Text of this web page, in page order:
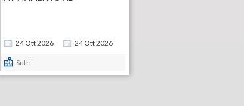
24Ott2026 24Ott2026
Sutri